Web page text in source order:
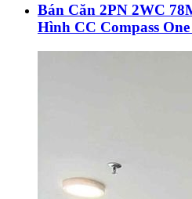
Bán Căn 2PN 2WC
Hình CC Compass